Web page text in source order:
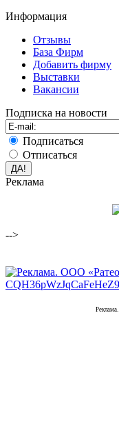
Информация
Отзывы
База Фирм
Добавить фирму
Выставки
Вакансии
Подписка на новости
Подписаться
Отписаться
Реклама
-->